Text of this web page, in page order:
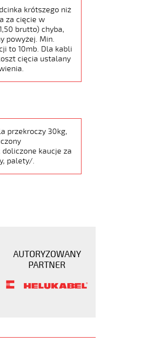
krótszego niż
za cięcie w
brutto) chyba,
powyżej. Min.
to 10mb. Dla kabli
cięcia ustalany
przekroczy 30kg,
kaucje za
palety/.
AUTORYZOWANY
PARTNER